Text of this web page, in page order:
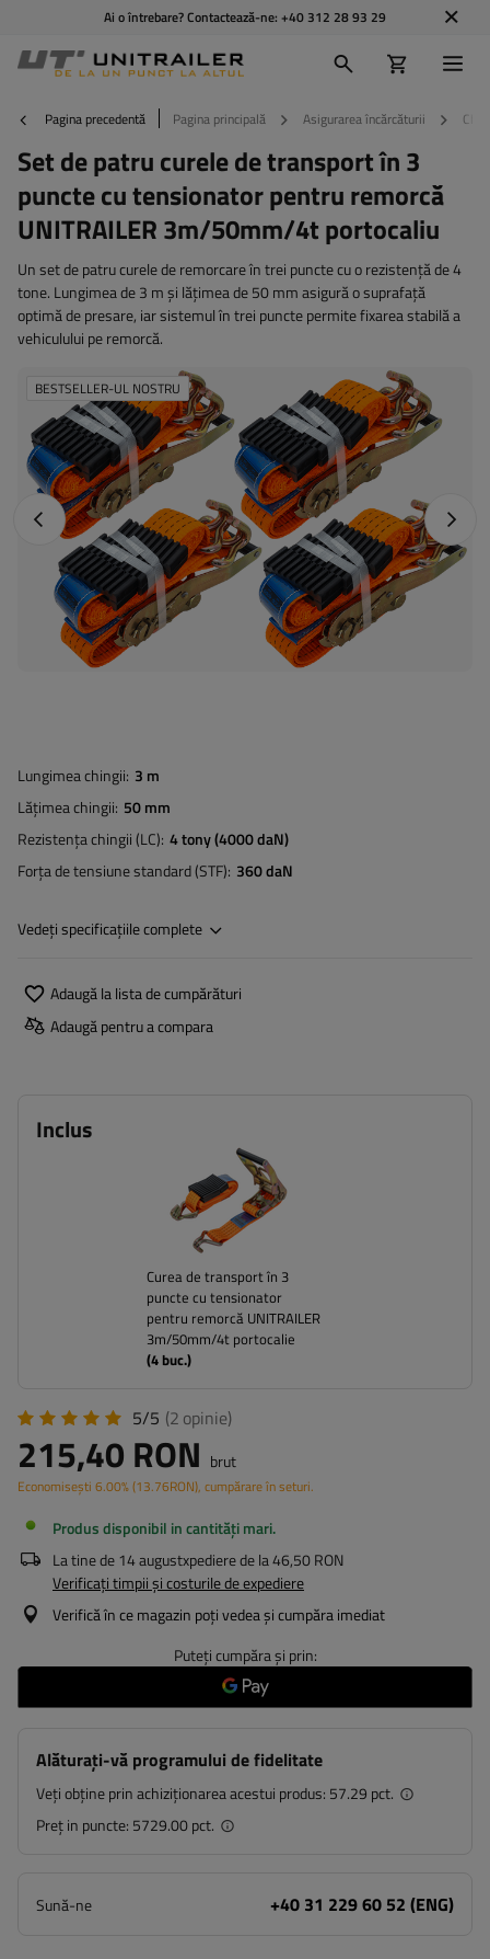
Ai o întrebare? Contactează-ne: +40 312 28 93 29
Pagina precedentă Pagina principală Asigurarea încărcăturii
Set de patru curele de transport în 3
puncte cu tensionator pentru remorcă
UNITRAILER 3m/50mm/4t portocaliu
Un set de patru curele de remorcare în trei puncte cu o rezistență de 4
tone. Lungimea de 3 m și lățimea de 50 mm asigură o suprafață
optimă de presare, iar sistemul în trei puncte permite fixarea stabilă a
vehiculului pe remorcă.
Fotografia anterioară
BESTSELLER-UL NOSTRU
Lungimea chingii 3 m
Lățimea chingii 50 mm
Rezistența chingii (LC) 4 tony (4000 daN)
Forța de tensiune standard (STF) 360 daN
Vedeți specificațiile complete
Adaugă la lista de cumpărături
Adaugă pentru a compara
Inclus
Curea de transport în 3
puncte cu tensionator
pentru remorcă UNITRAILER
3m/50mm/4t portocalie
(4buc.)
5/5 (2 opinie)
215,40 RON brut
Economisești 6.00%(13.76RON), cumpărare în seturi.
Produs disponibil in cantități mari
La tine de14 augustxpediere de la46,50 RON
Verificați timpii și costurile de expediere
Verifică în ce magazin poți vedea și cumpăra imediat
Puteți cumpăra și prin:
Alăturați-vă programului de fidelitate
Veți obține prin achiziționarea acestui produs: 57.29 pct.
Preț in puncte: 5729.00 pct.
Sună-ne +40 31 229 60 52 (ENG)